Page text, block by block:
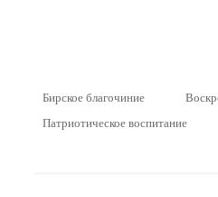
Бирское благочиние
Патриотическое воспитание